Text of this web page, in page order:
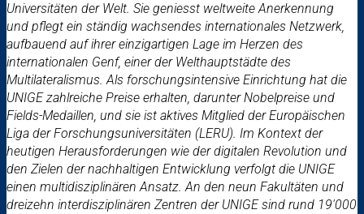
Universitäten der Welt. Sie geniesst weltweite Anerkennung
und pflegt ein ständig wachsendes internationales Netzwerk,
aufbauend auf ihrer einzigartigen Lage im Herzen des
internationalen Genf, einer der Welthauptstädte des
Multilateralismus. Als forschungsintensive Einrichtung hat die
UNIGE zahlreiche Preise erhalten, darunter Nobelpreise und
Fields-Medaillen, und sie ist aktives Mitglied der Europäischen
Liga der Forschungsuniversitäten (LERU). Im Kontext der
heutigen Herausforderungen wie der digitalen Revolution und
den Zielen der nachhaltigen Entwicklung verfolgt die UNIGE
einen multidisziplinären Ansatz. An den neun Fakultäten und
dreizehn interdisziplinären Zentren der UNIGE sind rund 19'000